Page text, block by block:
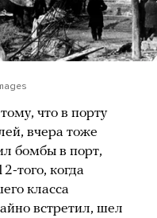
что в порту
вчера тоже
бомбы в порт,
того, когда
класса
встретил, шел